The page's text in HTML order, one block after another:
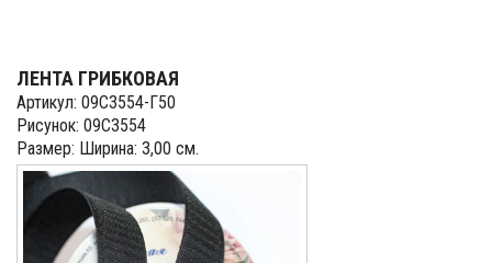
ЛЕНТА ГРИБКОВАЯ
Артикул: 09С3554-Г50
Рисунок: 09С3554
Размер: Ширина: 3,00 см.